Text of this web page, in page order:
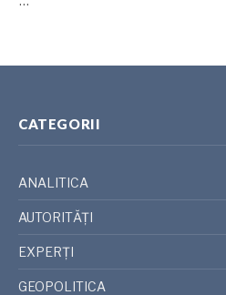
CATEGORII
ANALITICA
AUTORITĂȚI
EXPERȚI
GEOPOLITICA